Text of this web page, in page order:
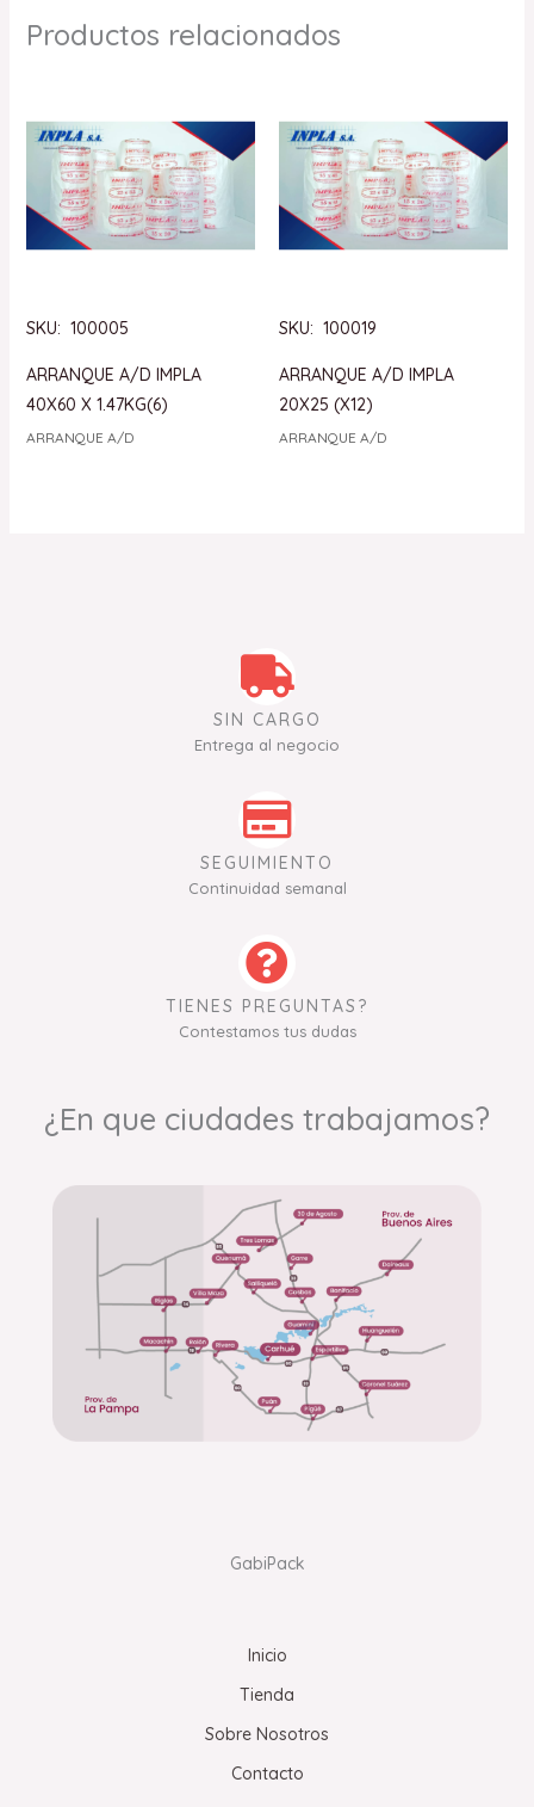
Productos relacionados
SKU: 100005
ARRANQUE A/D IMPLA
40X60 X 1.47KG(6)
ARRANQUE A/D
SKU: 100019
ARRANQUE A/D IMPLA
20X25 (X12)
ARRANQUE A/D
SIN CARGO
Entrega al negocio
SEGUIMIENTO
Continuidad semanal
TIENES PREGUNTAS?
Contestamos tus dudas
¿En que ciudades trabajamos?
GabiPack
Inicio
Tienda
Sobre Nosotros
Contacto